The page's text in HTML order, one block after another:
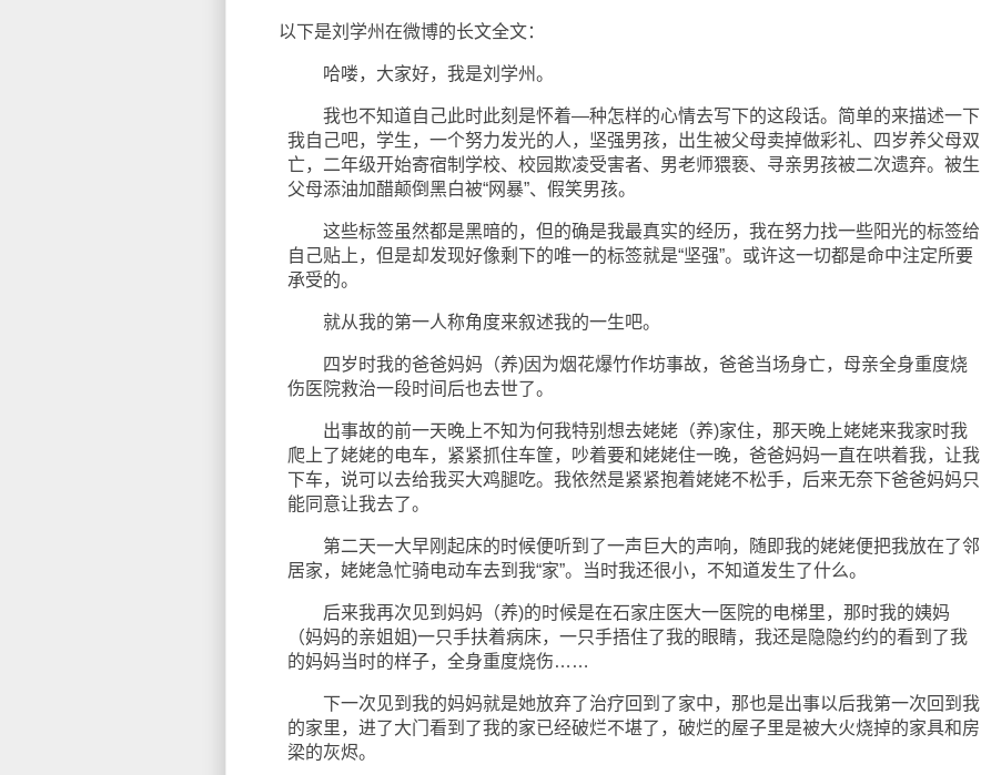
以下是刘学州在微博的长文全文：
哈喽，大家好，我是刘学州。
我也不知道自己此时此刻是怀着―种怎样的心情去写下的这段话。简单的来描述一下
我自己吧，学生，一个努力发光的人，坚强男孩，出生被父母卖掉做彩礼、四岁养父母双
亡，二年级开始寄宿制学校、校园欺凌受害者、男老师猥亵、寻亲男孩被二次遗弃。被生
父母添油加醋颠倒黑白被“网暴”、假笑男孩。
这些标签虽然都是黑暗的，但的确是我最真实的经历，我在努力找一些阳光的标签给
自己贴上，但是却发现好像剩下的唯一的标签就是“坚强”。或许这一切都是命中注定所要
承受的。
就从我的第一人称角度来叙述我的一生吧。
四岁时我的爸爸妈妈（养)因为烟花爆竹作坊事故，爸爸当场身亡，母亲全身重度烧
伤医院救治一段时间后也去世了。
出事故的前一天晚上不知为何我特别想去姥姥（养)家住，那天晚上姥姥来我家时我
爬上了姥姥的电车，紧紧抓住车筐，吵着要和姥姥住一晚，爸爸妈妈一直在哄着我，让我
下车，说可以去给我买大鸡腿吃。我依然是紧紧抱着姥姥不松手，后来无奈下爸爸妈妈只
能同意让我去了。
第二天一大早刚起床的时候便听到了一声巨大的声响，随即我的姥姥便把我放在了邻
居家，姥姥急忙骑电动车去到我“家”。当时我还很小，不知道发生了什么。
后来我再次见到妈妈（养)的时候是在石家庄医大一医院的电梯里，那时我的姨妈
（妈妈的亲姐姐)一只手扶着病床，一只手捂住了我的眼睛，我还是隐隐约约的看到了我
的妈妈当时的样子，全身重度烧伤……
下一次见到我的妈妈就是她放弃了治疗回到了家中，那也是出事以后我第一次回到我
的家里，进了大门看到了我的家已经破烂不堪了，破烂的屋子里是被大火烧掉的家具和房
梁的灰烬。